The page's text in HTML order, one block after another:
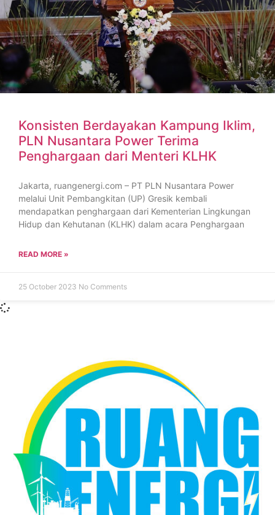
Konsisten Berdayakan Kampung Iklim,
PLN Nusantara Power Terima
Penghargaan dari Menteri KLHK
Jakarta, ruangenergi.com – PT PLN Nusantara Power
melalui Unit Pembangkitan (UP) Gresik kembali
mendapatkan penghargaan dari Kementerian Lingkungan
Hidup dan Kehutanan (KLHK) dalam acara Penghargaan
READ MORE »
25 October 2023 No Comments